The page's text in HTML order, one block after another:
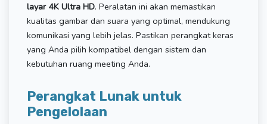
layar 4K Ultra HD. Peralatan ini akan memastikan
kualitas gambar dan suara yang optimal, mendukung
komunikasi yang lebih jelas. Pastikan perangkat keras
yang Anda pilih kompatibel dengan sistem dan
kebutuhan ruang meeting Anda.
Perangkat Lunak untuk
Pengelolaan